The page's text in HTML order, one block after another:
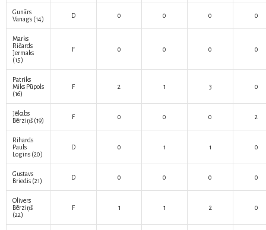
Gunārs
Vanags (14) D 0 0 0 0
Marks
Ričards
Jermaks
(15)
F 0 0 0 0
Patriks
Miks Pūpols
(16)
F 2 1 3 0
Jēkabs
Bērziņš (19) F 0 0 0 2
Rihards
Pauls
Logins (20)
D 0 1 1 0
Gustavs
Briedis (21) D 0 0 0 0
Olivers
Bērziņš
(22)
F 1 1 2 0